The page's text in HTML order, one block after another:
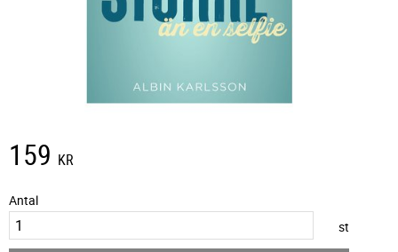
159 KR
Antal
st